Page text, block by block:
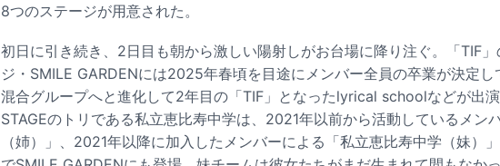
8つのステージが用意された。
初日に引き続き、2日目も朝から激しい陽射しがお台場に降り注ぐ。「TIF
ジ・SMILE GARDENには2025年春頃を目途にメンバー全員の卒業が決定
混合グループへと進化して2年目の「TIF」となったlyrical schoolなどが出
STAGEのトリである私立恵比寿中学は、2021年以前から活動しているメン
（姉）」、2021年以降に加入したメンバーによる「私立恵比寿中学（妹）